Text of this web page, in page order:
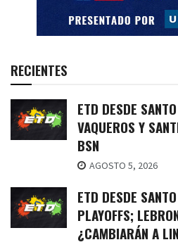
RECIENTES
ETD DESDE
VAQUEROS Y
BSN
AGOSTO 5, 2026
ETD DESDE
PLAYOFFS;
¿CAMBIARÁN A